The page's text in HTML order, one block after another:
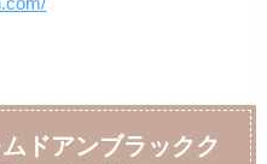
ドアンブラックク